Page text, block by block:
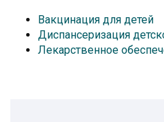
Вакцинация для детей
Диспансеризация
Лекарственное